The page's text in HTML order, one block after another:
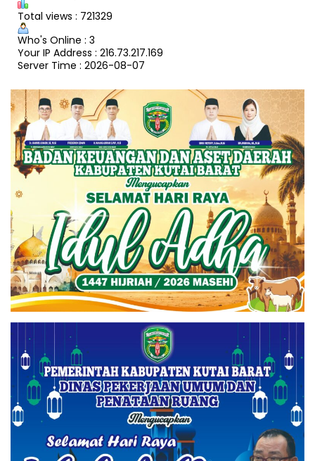
Total views : 721329
Who's Online : 3
Your IP Address : 216.73.217.169
Server Time : 2026-08-07